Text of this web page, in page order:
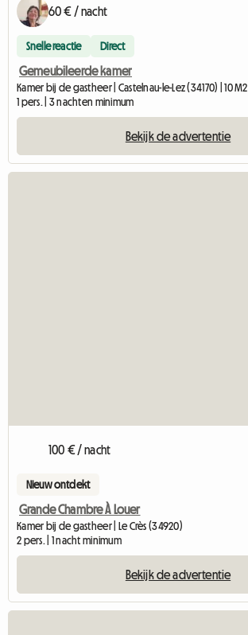
60 € / nacht
Snelle reactie Direct
Gemeubileerde kamer
Kamer bij de gastheer | Castelnau-le-Lez (34170) | 10 M2
1 pers. | 3 nachten minimum
Bekijk de advertentie
100 € / nacht
Nieuw ontdekt
Grande Chambre À Louer
Kamer bij de gastheer | Le Crès (34920)
2 pers. | 1 nacht minimum
Bekijk de advertentie